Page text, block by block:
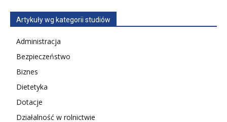
Artykuły wg kategorii studiów
Administracja
Bezpieczeństwo
Biznes
Dietetyka
Dotacje
Działalność w rolnictwie